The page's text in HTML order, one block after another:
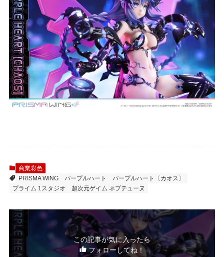
商業彩色
PRISMA WING
パープルハート
パープルハート〔カオス〕
プライム 1スタジオ
超次元ゲイム ネプテューヌ
この記事が気に入ったら
フォローしてね！